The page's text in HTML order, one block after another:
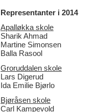
Representanter i 2014
Apalløkka skole
Sharik Ahmad
Martine Simonsen
Balla Rasool
Groruddalen skole
Lars Digerud
Ida Emilie Bjørlo
Bjøråsen skole
Carl Kampevold